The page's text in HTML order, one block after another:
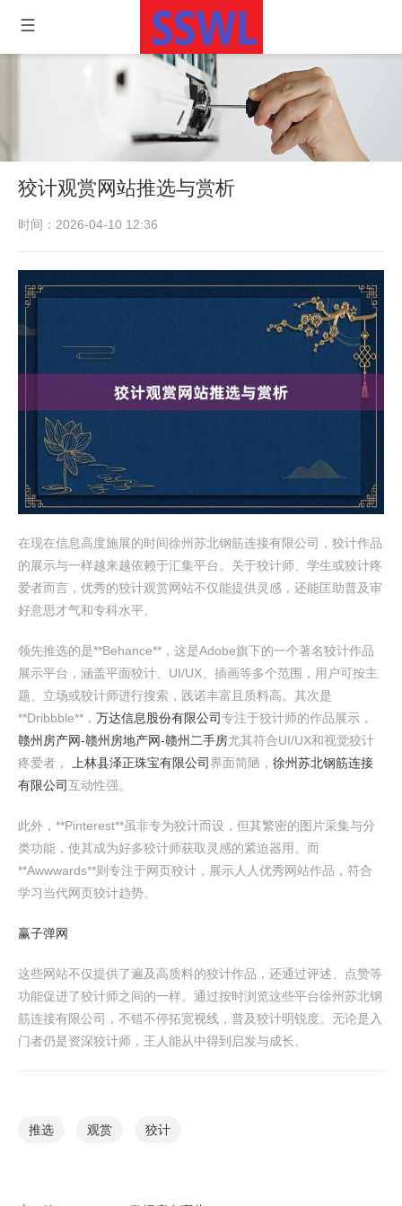
狡计观赏网站推选与赏析
时间：2026-04-10 12:36
在现在信息高度施展的时间徐州苏北钢筋连接有限公司，狡计作品
的展示与一样越来越依赖于汇集平台。关于狡计师、学生或狡计疼
爱者而言，优秀的狡计观赏网站不仅能提供灵感，还能匡助普及审
好意思才气和专科水平。
领先推选的是**Behance**，这是Adobe旗下的一个著名狡计作品
展示平台，涵盖平面狡计、UI/UX、插画等多个范围，用户可按主
题、立场或狡计师进行搜索，践诺丰富且质料高。其次是
**Dribbble**， 万达信息股份有限公司专注于狡计师的作品展示，
赣州房产网-赣州房地产网-赣州二手房尤其符合UI/UX和视觉狡计
疼爱者，
上林县泽正珠宝有限公司界面简陋， 徐州苏北钢筋连接
有限公司互动性强。
此外，**Pinterest**虽非专为狡计而设，但其繁密的图片采集与分
类功能，使其成为好多狡计师获取灵感的紧迫器用。而
**Awwwards**则专注于网页狡计，展示人人优秀网站作品，符合
学习当代网页狡计趋势。
赢子弹网
这些网站不仅提供了遍及高质料的狡计作品，还通过评述、点赞等
功能促进了狡计师之间的一样。通过按时浏览这些平台徐州苏北钢
筋连接有限公司，不错不停拓宽视线，普及狡计明锐度。无论是入
门者仍是资深狡计师，王人能从中得到启发与成长。
推选 观赏 狡计